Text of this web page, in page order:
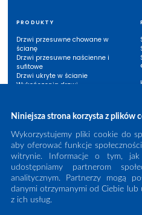
Niniejsza strona korzysta z plików
Wykorzystujemy pliki cookie do
aby oferować funkcje
witrynie. Informacje o tym,
udostępniamy partnerom
analitycznym. Partnerzy mogą
danymi otrzymanymi od Ciebie lub
z ich usług.
PRODUKTY
Drzwi przesuwne chowane w
ścianę
Drzwi przesuwne naścienne i
sufitowe
Drzwi ukryte w ścianie
Wykończenia drzwi
INSPIRACJE
Case study
Zainspiruj się
Możliwości (wykończenia /
rozwiązania techniczne)